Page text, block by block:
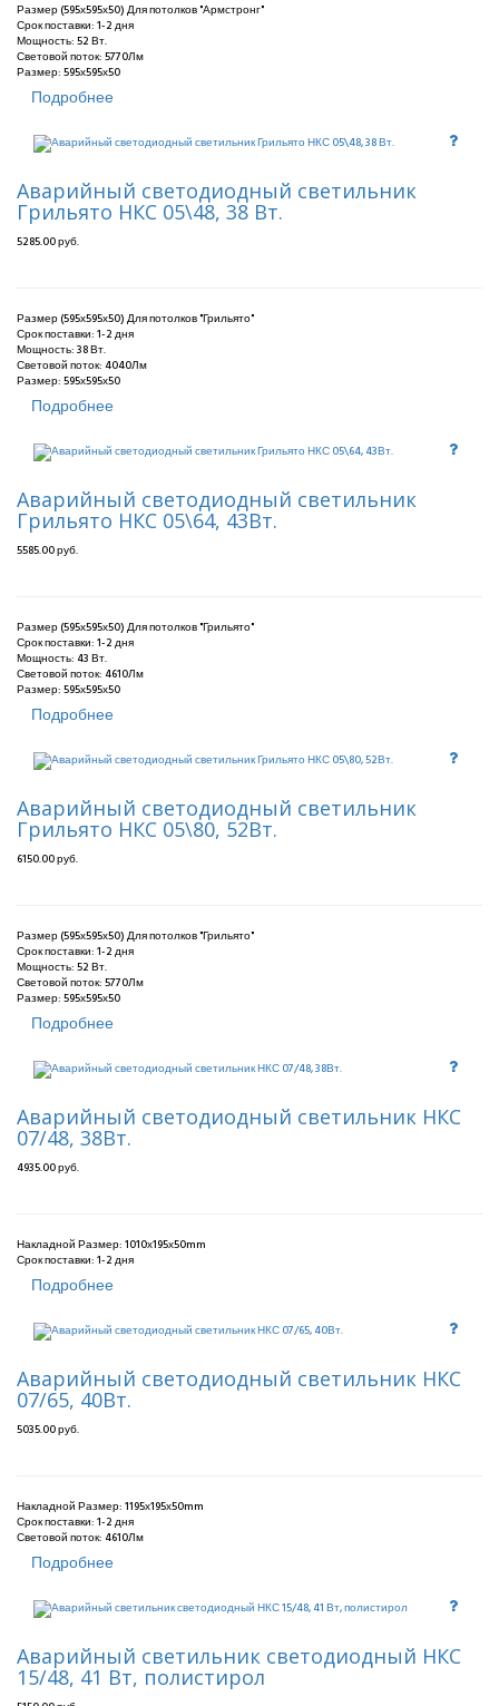
Размер (595х595х50) Для потолков "Армстронг"
Срок поставки:1-2 дня
Мощность: 52 Вт.
Световой поток: 5770Лм
Размер: 595х595х50
Подробнее
Аварийный светодиодный светильник
Грильято НКС 05\48, 38 Вт.
5285.00 руб.
Размер (595х595х50) Для потолков "Грильято"
Срок поставки:1-2 дня
Мощность: 38 Вт.
Световой поток: 4040Лм
Размер: 595х595х50
Подробнее
Аварийный светодиодный светильник
Грильято НКС 05\64, 43Вт.
5585.00 руб.
Размер (595х595х50) Для потолков "Грильято"
Срок поставки:1-2 дня
Мощность: 43 Вт.
Световой поток: 4610Лм
Размер: 595х595х50
Подробнее
Аварийный светодиодный светильник
Грильято НКС 05\80, 52Вт.
6150.00 руб.
Размер (595х595х50) Для потолков "Грильято"
Срок поставки:1-2 дня
Мощность: 52 Вт.
Световой поток: 5770Лм
Размер: 595х595х50
Подробнее
Аварийный светодиодный светильник НКС
07/48, 38Вт.
4935.00 руб.
Накладной Размер: 1010х195х50mm
Срок поставки:1-2 дня
Подробнее
Аварийный светодиодный светильник НКС
07/65, 40Вт.
5035.00 руб.
Накладной Размер: 1195х195х50mm
Срок поставки:1-2 дня
Световой поток: 4610Лм
Подробнее
Аварийный светильник светодиодный НКС
15/48, 41 Вт, полистирол